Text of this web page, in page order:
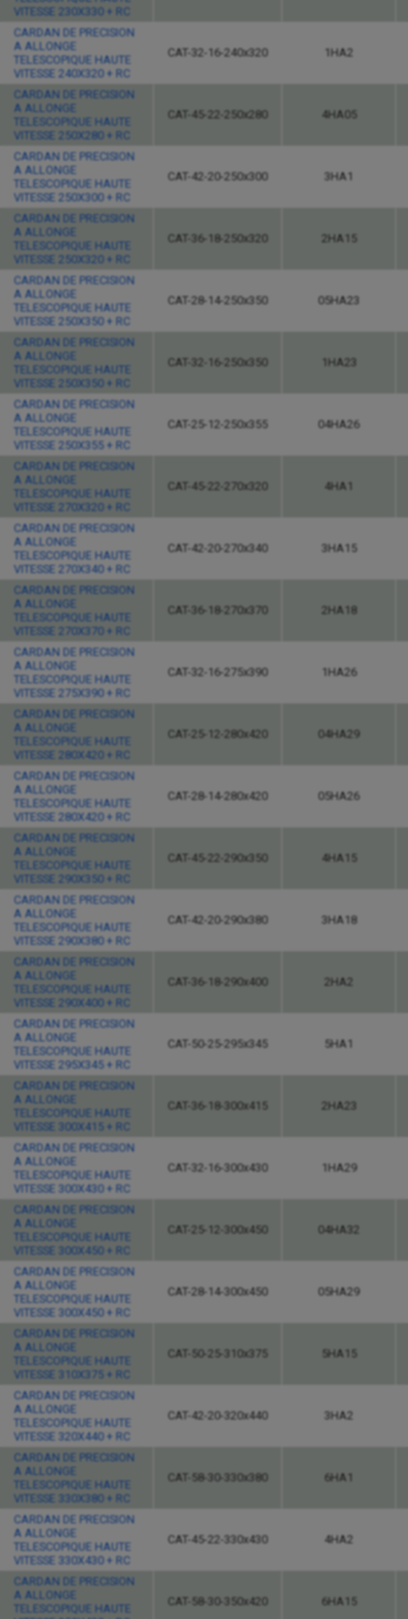
VITESSE 230X330 + RC
CARDAN DE PRECISION
A ALLONGE
TELESCOPIQUE HAUTE
VITESSE 240X320 + RC
CAT-32-16-240x320 1HA2
CARDAN DE PRECISION
A ALLONGE
TELESCOPIQUE HAUTE
VITESSE 250X280 + RC
CAT-45-22-250x280 4HA05
CARDAN DE PRECISION
A ALLONGE
TELESCOPIQUE HAUTE
VITESSE 250X300 + RC
CAT-42-20-250x300 3HA1
CARDAN DE PRECISION
A ALLONGE
TELESCOPIQUE HAUTE
VITESSE 250X320 + RC
CAT-36-18-250x320 2HA15
CARDAN DE PRECISION
A ALLONGE
TELESCOPIQUE HAUTE
VITESSE 250X350 + RC
CAT-28-14-250x350 05HA23
CARDAN DE PRECISION
A ALLONGE
TELESCOPIQUE HAUTE
VITESSE 250X350 + RC
CAT-32-16-250x350 1HA23
CARDAN DE PRECISION
A ALLONGE
TELESCOPIQUE HAUTE
VITESSE 250X355 + RC
CAT-25-12-250x355 04HA26
CARDAN DE PRECISION
A ALLONGE
TELESCOPIQUE HAUTE
VITESSE 270X320 + RC
CAT-45-22-270x320 4HA1
CARDAN DE PRECISION
A ALLONGE
TELESCOPIQUE HAUTE
VITESSE 270X340 + RC
CAT-42-20-270x340 3HA15
CARDAN DE PRECISION
A ALLONGE
TELESCOPIQUE HAUTE
VITESSE 270X370 + RC
CAT-36-18-270x370 2HA18
CARDAN DE PRECISION
A ALLONGE
TELESCOPIQUE HAUTE
VITESSE 275X390 + RC
CAT-32-16-275x390 1HA26
CARDAN DE PRECISION
A ALLONGE
TELESCOPIQUE HAUTE
VITESSE 280X420 + RC
CAT-25-12-280x420 04HA29
CARDAN DE PRECISION
A ALLONGE
TELESCOPIQUE HAUTE
VITESSE 280X420 + RC
CAT-28-14-280x420 05HA26
CARDAN DE PRECISION
A ALLONGE
TELESCOPIQUE HAUTE
VITESSE 290X350 + RC
CAT-45-22-290x350 4HA15
CARDAN DE PRECISION
A ALLONGE
TELESCOPIQUE HAUTE
VITESSE 290X380 + RC
CAT-42-20-290x380 3HA18
CARDAN DE PRECISION
A ALLONGE
TELESCOPIQUE HAUTE
VITESSE 290X400 + RC
CAT-36-18-290x400 2HA2
CARDAN DE PRECISION
A ALLONGE
TELESCOPIQUE HAUTE
VITESSE 295X345 + RC
CAT-50-25-295x345 5HA1
CARDAN DE PRECISION
A ALLONGE
TELESCOPIQUE HAUTE
VITESSE 300X415 + RC
CAT-36-18-300x415 2HA23
CARDAN DE PRECISION
A ALLONGE
TELESCOPIQUE HAUTE
VITESSE 300X430 + RC
CAT-32-16-300x430 1HA29
CARDAN DE PRECISION
A ALLONGE
TELESCOPIQUE HAUTE
VITESSE 300X450 + RC
CAT-25-12-300x450 04HA32
CARDAN DE PRECISION
A ALLONGE
TELESCOPIQUE HAUTE
VITESSE 300X450 + RC
CAT-28-14-300x450 05HA29
CARDAN DE PRECISION
A ALLONGE
TELESCOPIQUE HAUTE
VITESSE 310X375 + RC
CAT-50-25-310x375 5HA15
CARDAN DE PRECISION
A ALLONGE
TELESCOPIQUE HAUTE
VITESSE 320X440 + RC
CAT-42-20-320x440 3HA2
CARDAN DE PRECISION
A ALLONGE
TELESCOPIQUE HAUTE
VITESSE 330X380 + RC
CAT-58-30-330x380 6HA1
CARDAN DE PRECISION
A ALLONGE
TELESCOPIQUE HAUTE
VITESSE 330X430 + RC
CAT-45-22-330x430 4HA2
CARDAN DE PRECISION
A ALLONGE
TELESCOPIQUE HAUTE
CAT-58-30-350x420 6HA15